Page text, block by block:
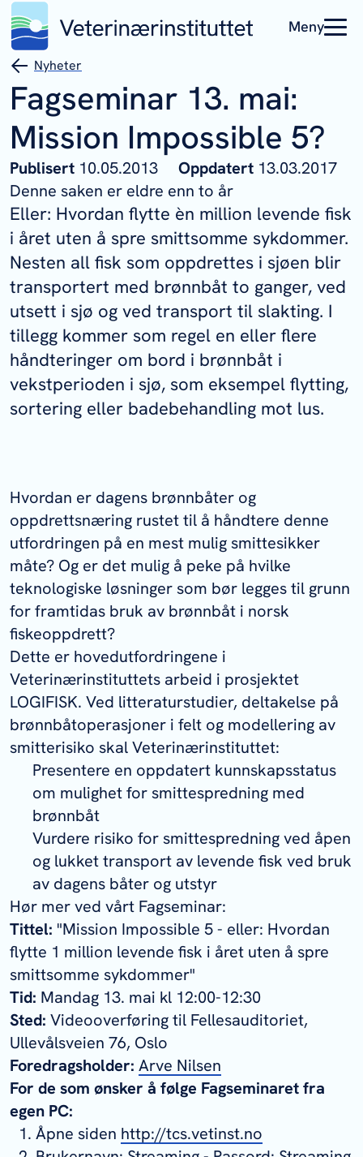
Meny
Nyheter
Fagseminar 13. mai:
Mission Impossible 5?
Publisert 10.05.2013 Oppdatert 13.03.2017
Denne saken er eldre enn to år
Eller: Hvordan flytte èn million levende fisk
i året uten å spre smittsomme sykdommer.
Nesten all fisk som oppdrettes i sjøen blir
transportert med brønnbåt to ganger, ved
utsett i sjø og ved transport til slakting. I
tillegg kommer som regel en eller flere
håndteringer om bord i brønnbåt i
vekstperioden i sjø, som eksempel flytting,
sortering eller badebehandling mot lus.
Hvordan er dagens brønnbåter og
oppdrettsnæring rustet til å håndtere denne
utfordringen på en mest mulig smittesikker
måte? Og er det mulig å peke på hvilke
teknologiske løsninger som bør legges til grunn
for framtidas bruk av brønnbåt i norsk
fiskeoppdrett?
Dette er hovedutfordringene i
Veterinærinstituttets arbeid i prosjektet
LOGIFISK. Ved litteraturstudier, deltakelse på
brønnbåtoperasjoner i felt og modellering av
smitterisiko skal Veterinærinstituttet:
Presentere en oppdatert kunnskapsstatus
om mulighet for smittespredning med
brønnbåt
Vurdere risiko for smittespredning ved åpen
og lukket transport av levende fisk ved bruk
av dagens båter og utstyr
Hør mer ved vårt Fagseminar:
Tittel: "Mission Impossible 5 - eller: Hvordan
flytte 1 million levende fisk i året uten å spre
smittsomme sykdommer"
Tid: Mandag 13. mai kl 12:00-12:30
Sted: Videooverføring til Fellesauditoriet,
Ullevålsveien 76, Oslo
Foredragsholder: Arve Nilsen
For de som ønsker å følge Fagseminaret fra
egen PC:
Åpne siden http://tcs.vetinst.no